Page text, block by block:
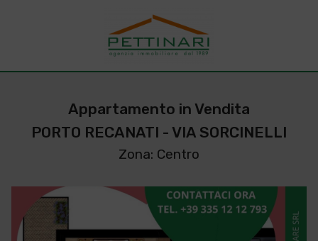
Appartamento in Vendita
PORTO RECANATI - VIA SORCINELLI
Zona: Centro